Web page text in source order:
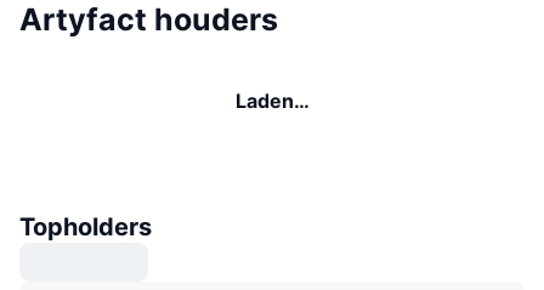
Artyfact houders
Laden…
Topholders